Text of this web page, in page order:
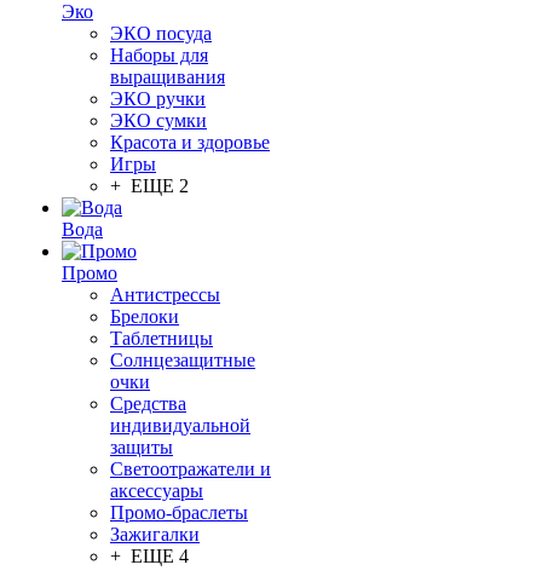
Эко
ЭКО посуда
Наборы для
выращивания
ЭКО ручки
ЭКО сумки
Красота и здоровье
Игры
+ ЕЩЕ 2
Вода
Промо
Антистрессы
Брелоки
Таблетницы
Солнцезащитные
очки
Средства
индивидуальной
защиты
Светоотражатели и
аксессуары
Промо-браслеты
Зажигалки
+ ЕЩЕ 4